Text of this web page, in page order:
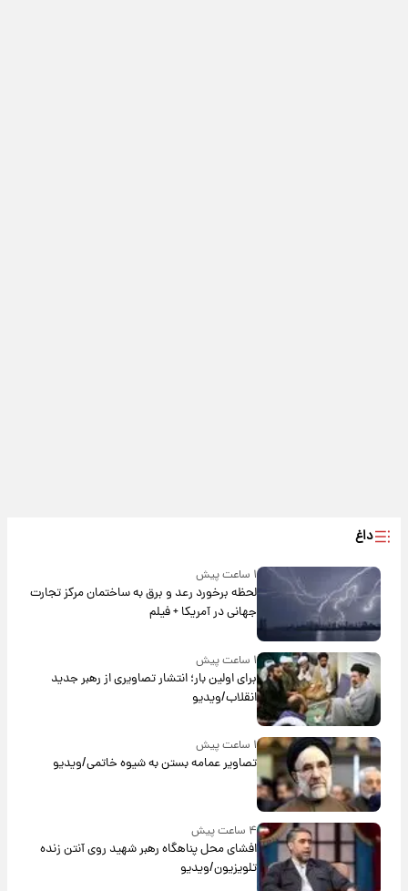
داغ
۱ ساعت پیش
لحظه برخورد رعد و برق به ساختمان مرکز تجارت
جهانی در آمریکا + فیلم
۱ ساعت پیش
برای اولین بار؛ انتشار تصاویری از رهبر جدید
انقلاب/ویدیو
۱ ساعت پیش
تصاویر عمامه بستن به شیوه خاتمی/ویدیو
۴ ساعت پیش
افشای محل پناهگاه‌ رهبر شهید روی آنتن زنده
تلویزیون/ویدیو